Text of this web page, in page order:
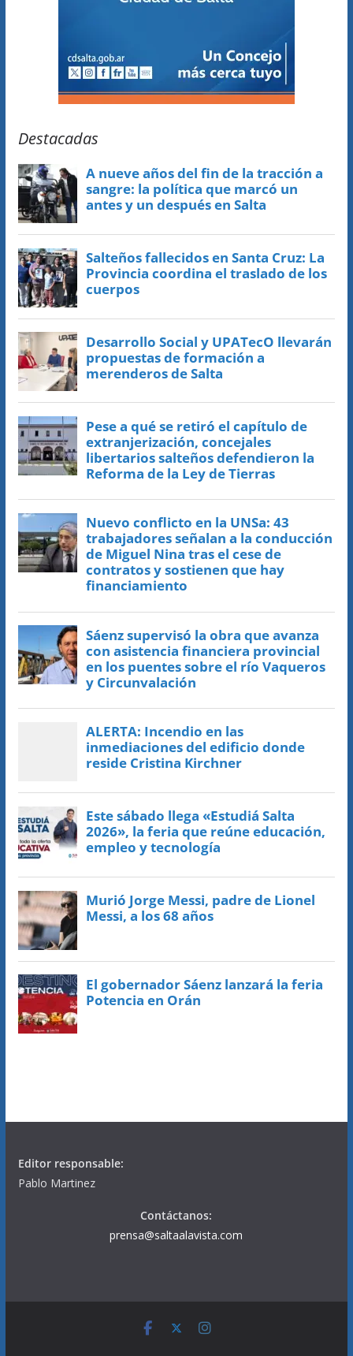
Destacadas
Editor responsable:
Pablo Martinez
Contáctanos:
prensa@saltaalavista.com